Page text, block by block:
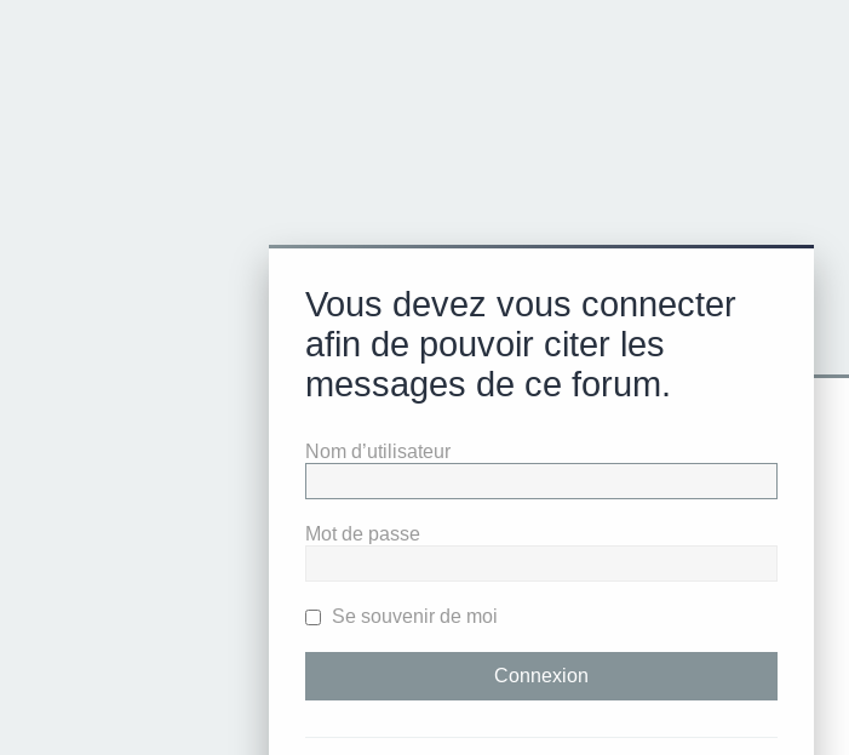
Vous devez vous connecter
afin de pouvoir citer les
messages de ce forum.
Nom d’utilisateur
Mot de passe
Se souvenir de moi